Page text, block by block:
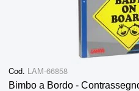
Cod. LAM-66858
Bimbo a Bordo -